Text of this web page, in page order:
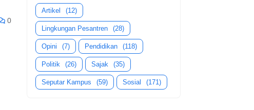
0
Artikel (12)
Lingkungan Pesantren (28)
Opini (7) Pendidikan (118)
Politik (26) Sajak (35)
Seputar Kampus (59) Sosial (171)